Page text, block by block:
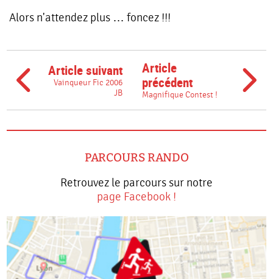
Alors n'attendez plus … foncez !!!
Article suivant
Vainqueur Fic 2006
JB
Article
précédent
Magnifique Contest !
PARCOURS RANDO
Retrouvez le parcours sur notre
page Facebook !